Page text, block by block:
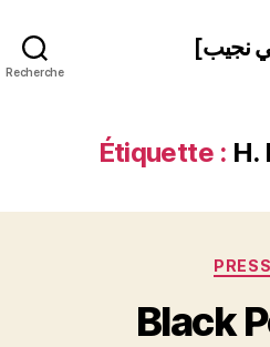
Recherche
Étiquette : H.
Black